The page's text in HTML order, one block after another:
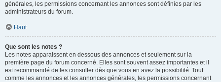
générales, les permissions concernant les annonces sont définies par les
administrateurs du forum.
Haut
Que sont les notes ?
Les notes apparaissent en dessous des annonces et seulement sur la
première page du forum concerné. Elles sont souvent assez importantes et il
est recommandé de les consulter dès que vous en avez la possibilité. Tout
comme les annonces et les annonces générales, les permissions concernant